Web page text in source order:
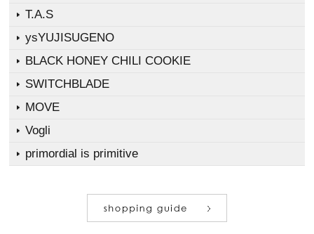
T.A.S
ysYUJISUGENO
BLACK HONEY CHILI COOKIE
SWITCHBLADE
MOVE
Vogli
primordial is primitive